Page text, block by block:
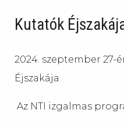
Kutatók
2024. szeptember 27-
Éjszakája
Az NTI izgalmas